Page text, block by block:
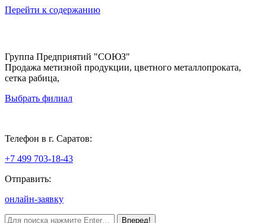
Перейти к содержанию
Группа Предприятий "СОЮЗ"
Продажа метизной продукции, цветного металлопроката,
сетка рабица,
Выбрать филиал
Телефон в г. Саратов:
+7 499 703-18-43
Отправить:
онлайн-заявку